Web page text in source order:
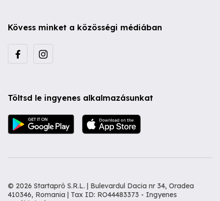
Kövess minket a közösségi médiában
Töltsd le ingyenes alkalmazásunkat
© 2026 Startapró S.R.L. | Bulevardul Dacia nr 34, Oradea
410346, Romania | Tax ID: RO44483373 - Ingyenes